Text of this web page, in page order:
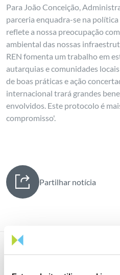
Para João Conceição,
parceria enquadra-se na
reflete a nossa preocupação
ambiental das nossas
REN fomenta um trabalho em
autarquias e comunidades
de boas práticas e ação
internacional trará grandes
envolvidos. Este protocolo é
compromisso'.
Partilhar notícia
Notícias